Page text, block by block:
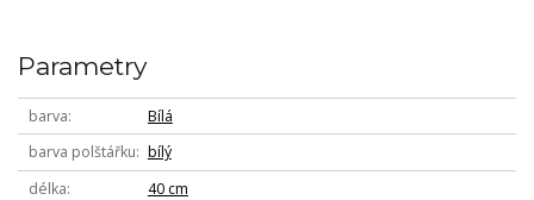
Parametry
barva
Bílá
barva polštářku
bílý
délka
40 cm